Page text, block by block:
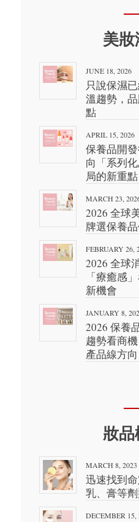
美
JUNE 18, 2026
只說保濕
溫趨勢，
點
APRIL 15, 2026
保養品開
向「系列
局的新重點
MARCH 23,
2026 全球
牌選保養
FEBRUARY 26,
2026 全球
「療癒感
新機會
JANUARY 8,
2026 保養
趨勢看商
產品線方向
妝
MARCH 8, 2023
迅速找到命
乳、膏等
DECEMBER 15,